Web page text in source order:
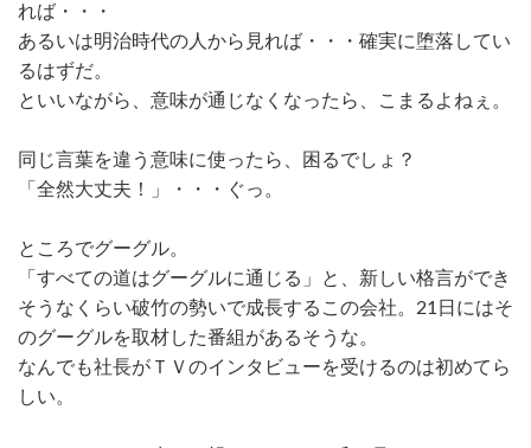
れば・・・
あるいは明治時代の人から見れば・・・確実に堕落してい
るはずだ。
といいながら、意味が通じなくなったら、こまるよねぇ。
同じ言葉を違う意味に使ったら、困るでしょ？
「全然大丈夫！」・・・ぐっ。
ところでグーグル。
「すべての道はグーグルに通じる」と、新しい格言ができ
そうなくらい破竹の勢いで成長するこの会社。21日にはそ
のグーグルを取材した番組があるそうな。
なんでも社長がＴＶのインタビューを受けるのは初めてら
しい。